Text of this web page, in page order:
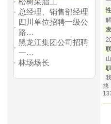
· 松树采脂工
· 总经理、销售部经理
·
四川单位招聘一级公
路…
·
黑龙江集团公司招聘
一…
· 林场场长
捻